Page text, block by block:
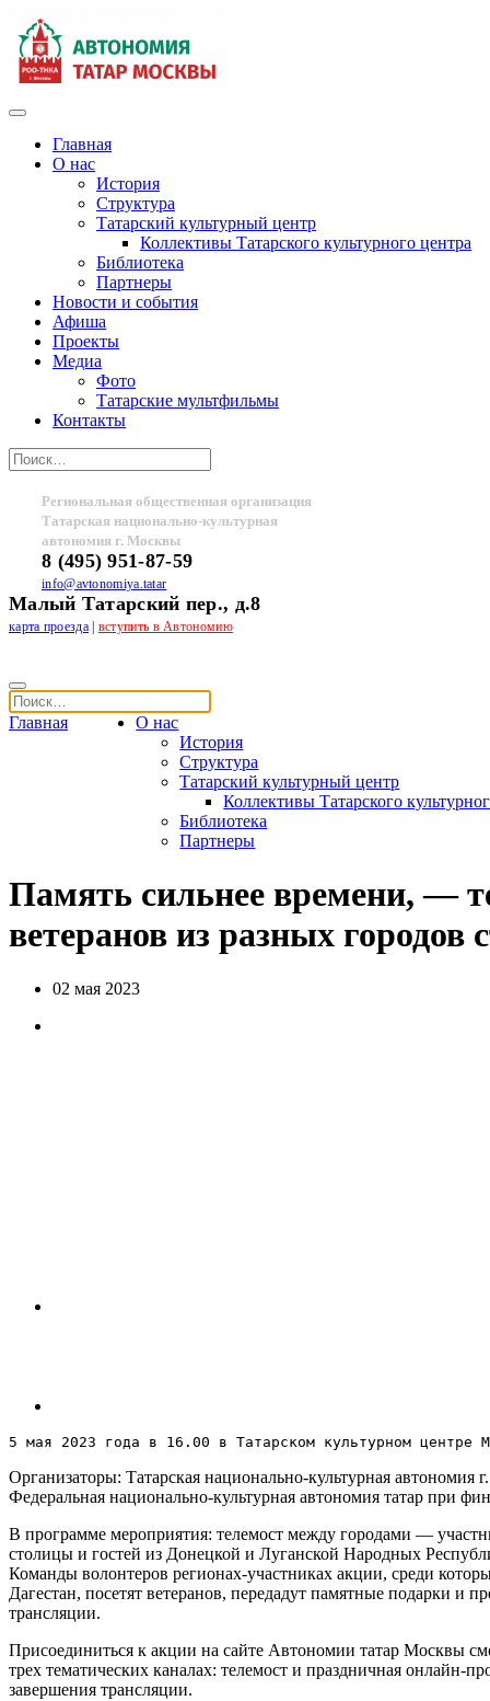
Главная
О нас
История
Структура
Татарский культурный центр
Коллективы Татарского культурного центра
Библиотека
Партнеры
Новости и события
Афиша
Проекты
Медиа
Фото
Татарские мультфильмы
Контакты
Региональная общественная организация
Татарская национально-культурная
автономия г. Москвы
8 (495) 951-87-59
info@avtonomiya.tatar
Малый Татарский пер., д.8
карта проезда| вступить в Автономию
Главная
О нас
История
Структура
Татарский культурный центр
Коллективы Татарского
Библиотека
Партнеры
Память сильнее времени, —
ветеранов из разных городов
02 мая 2023
5 мая 2023 года в 16.00 в Татарском культурном центре
Организаторы: Татарская национально-культурная
Федеральная национально-культурная автономия татар при
В программе мероприятия: телемост между городами —
столицы и гостей из Донецкой и Луганской Народных
Команды волонтеров регионах-участниках акции, среди
Дагестан, посетят ветеранов, передадут памятные подарки
трансляции.
Присоединиться к акции на сайте Автономии татар Москвы
трех тематических каналах: телемост и праздничная онлайн-
завершения трансляции.